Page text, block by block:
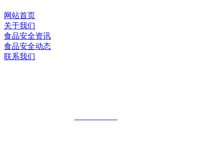
网站首页
关于我们
食品安全资讯
食品安全动态
联系我们